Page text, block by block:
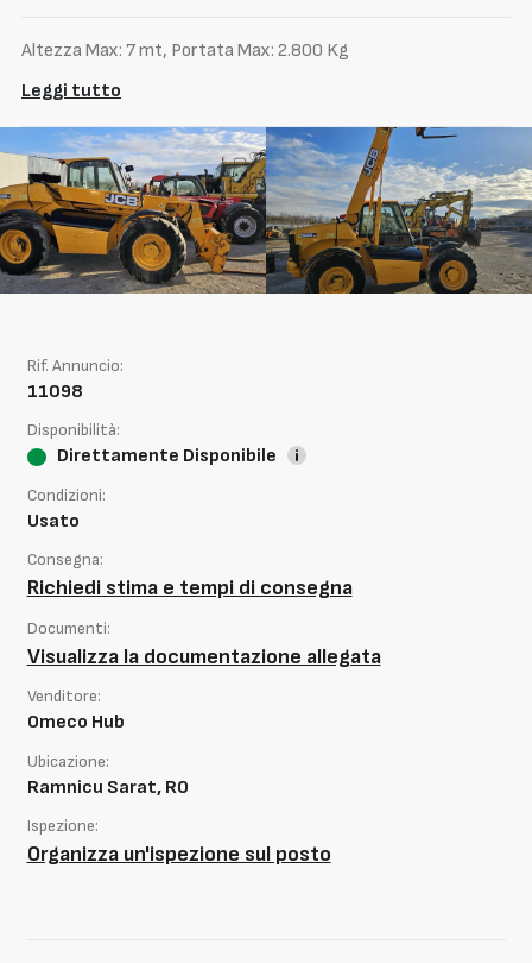
Altezza Max: 7 mt, Portata Max: 2.800 Kg
Leggi tutto
Rif. Annuncio:
11098
Disponibilità:
Direttamente Disponibile
Condizioni:
Usato
Consegna:
Richiedi stima e tempi di consegna
Documenti:
Visualizza la documentazione allegata
Venditore:
Omeco Hub
Ubicazione:
Ramnicu Sarat, RO
Ispezione:
Organizza un'ispezione sul posto